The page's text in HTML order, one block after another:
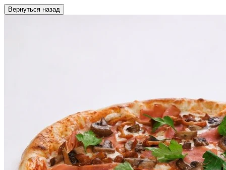
Вернуться назад